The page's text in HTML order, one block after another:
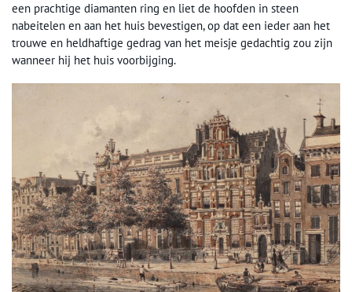
een prachtige diamanten ring en liet de hoofden in steen
nabeitelen en aan het huis bevestigen, op dat een ieder aan het
trouwe en heldhaftige gedrag van het meisje gedachtig zou zijn
wanneer hij het huis voorbijging.